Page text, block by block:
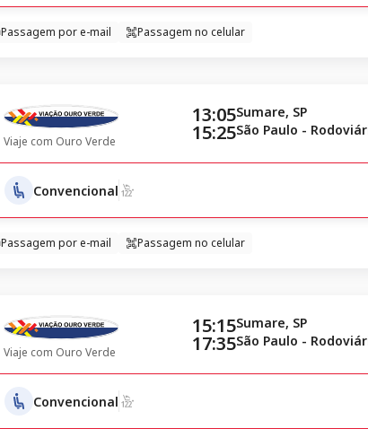
Passagem por e-mail Passagem no celular
Viaje com Ouro Verde
13:05
15:25
Sumare, SP
São Paulo -
Convencional
Passagem por e-mail Passagem no celular
Viaje com Ouro Verde
15:15
17:35
Sumare, SP
São Paulo -
Convencional